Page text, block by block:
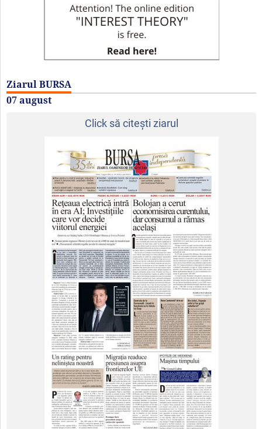
Ziarul BURSA
07 august
Click să citeşti ziarul